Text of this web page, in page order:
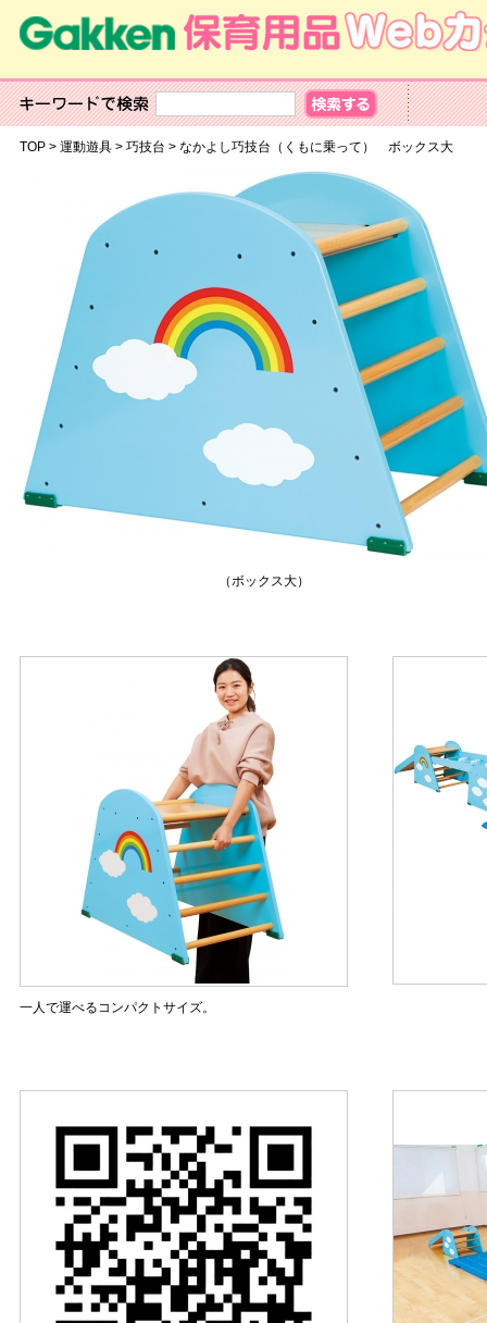
TOP> 運動遊具> 巧技台 > なかよし巧技台（くもに乗って） ボックス大
（ボックス大）
一人で運べるコンパクトサイズ。